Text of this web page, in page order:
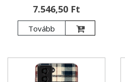
7.546,50 Ft
Tovább